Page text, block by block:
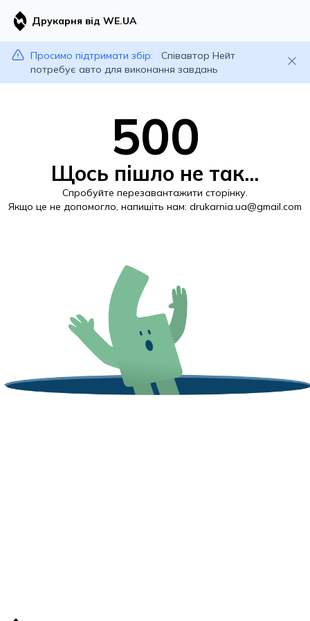
Друкарня від WE.UA
Просимо підтримати збір:
Співавтор Нейт
потребує авто для виконання завдань
500
Щось пішло не так...
Спробуйте перезавантажити сторінку.
Якщо це не допомогло, напишіть нам: drukarnia.ua@gmail.com